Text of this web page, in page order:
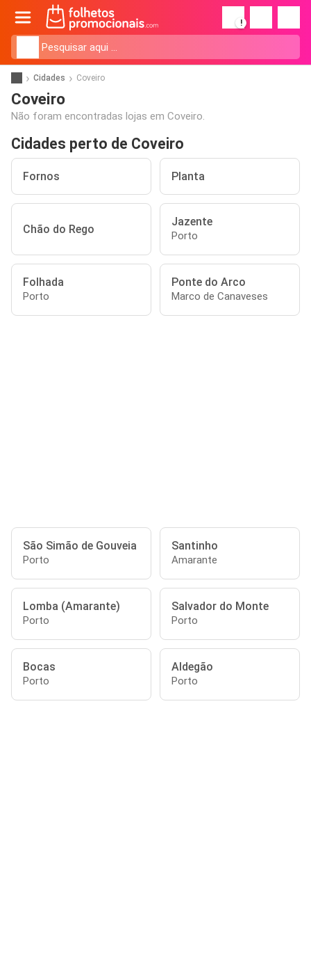
!
Cidades Coveiro
Coveiro
Não foram encontradas lojas em Coveiro.
Cidades perto de Coveiro
Fornos Planta
Chão do Rego
Jazente
Porto
Folhada
Porto
Ponte do Arco
Marco de Canaveses
São Simão de Gouveia
Porto
Santinho
Amarante
Lomba (Amarante)
Porto
Salvador do Monte
Porto
Bocas
Porto
Aldegão
Porto